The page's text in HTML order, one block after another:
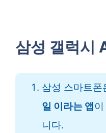
삼성 갤럭시
삼성 스마트폰
일 이라는 앱
니다.